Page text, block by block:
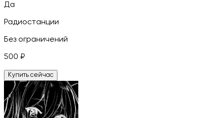
Да
Радиостанции
Без ограничений
500 ₽
Купить сейчас